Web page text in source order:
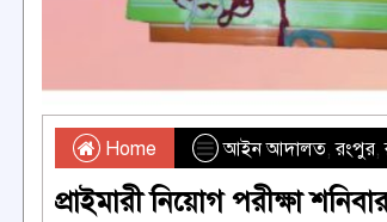
Home আইন আদালত,রংপুর,
প্রাইমারী নিয়োগ পরীক্ষা